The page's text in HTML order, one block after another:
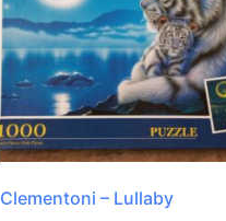
Clementoni – Lullaby